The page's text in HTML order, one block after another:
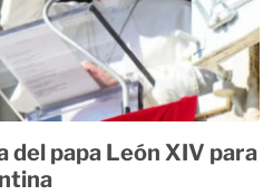
papa León XIV para